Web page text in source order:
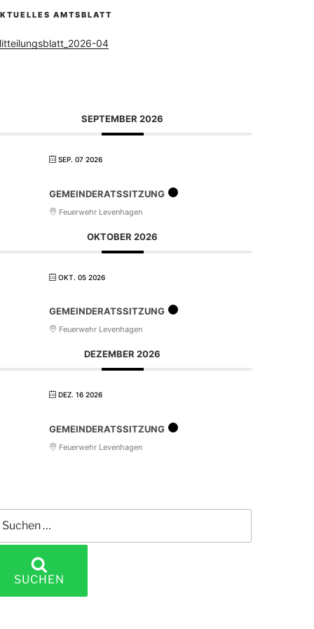
AMTSBLATT
04
SEPTEMBER 2026
SEP. 07 2026
GEMEINDERATSSITZUNG
Feuerwehr Levenhagen
OKTOBER 2026
OKT. 05 2026
GEMEINDERATSSITZUNG
Feuerwehr Levenhagen
DEZEMBER 2026
DEZ. 16 2026
GEMEINDERATSSITZUNG
Feuerwehr Levenhagen
SUCHEN